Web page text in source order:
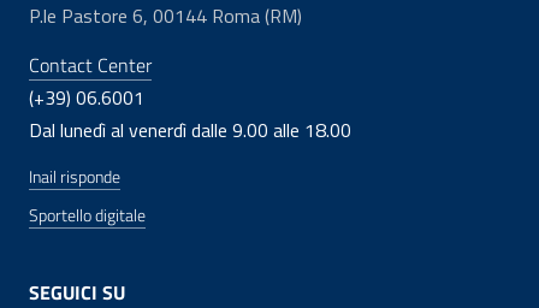
P.le Pastore 6, 00144 Roma (RM)
Contact Center
(+39) 06.6001
Dal lunedì al venerdì dalle 9.00 alle 18.00
Inail risponde
Sportello digitale
SEGUICI SU